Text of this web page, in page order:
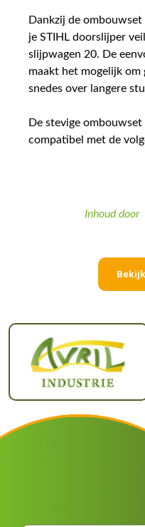
Dankzij de
je STIHL doorslijper
slijpwagen 20. De
maakt het mogelijk om
snedes over langere
De stevige
compatibel met de
Inhoud door